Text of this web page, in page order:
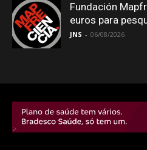
Fundación
euros para
JNS - 06/08/2026